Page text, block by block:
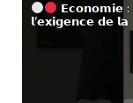
𝗘𝗰𝗼𝗻𝗼𝗺𝗶𝗲 :
𝗹’𝗲𝘅𝗶𝗴𝗲𝗻𝗰𝗲 𝗱𝗲